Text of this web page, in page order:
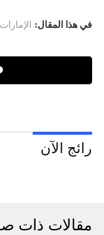
في هذا المقال: الإمارات
رائج الآن
مقالات ذات